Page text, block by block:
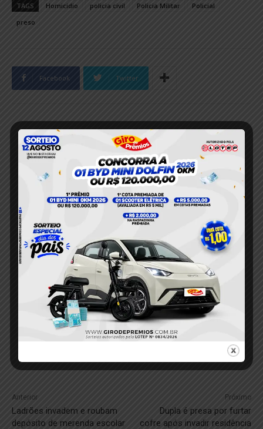
TAGS Homicidio policia civil Policia Militar
Policial
preso
Facebook Twitter
Anterior
Ladrões invadem e roubam
depósito de merenda escolar
Próximo
Dupla é presa por furtar
cofre após invadir residência